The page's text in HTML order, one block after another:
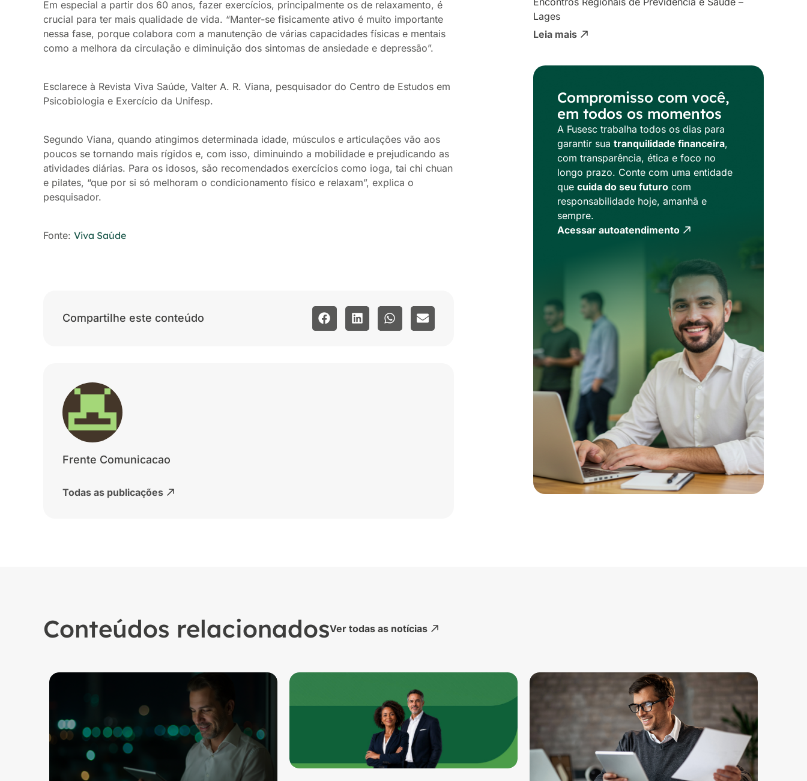
Em especial a partir dos 60 anos, fazer exercícios, principalmente os de relaxamento, é
crucial para ter mais qualidade de vida. “Manter-se fisicamente ativo é muito importante
nessa fase, porque colabora com a manutenção de várias capacidades físicas e mentais
como a melhora da circulação e diminuição dos sintomas de ansiedade e depressão”.
Esclarece à Revista Viva Saúde, Valter A. R. Viana, pesquisador do Centro de Estudos em
Psicobiologia e Exercício da Unifesp.
Segundo Viana, quando atingimos determinada idade, músculos e articulações vão aos
poucos se tornando mais rígidos e, com isso, diminuindo a mobilidade e prejudicando as
atividades diárias. Para os idosos, são recomendados exercícios como ioga, tai chi chuan
e pilates, “que por si só melhoram o condicionamento físico e relaxam”, explica o
pesquisador.
Fonte: Viva Saúde
Compartilhe este conteúdo
Frente Comunicacao
Todas as publicações
Lages
Leia mais
Compromisso com você,
em todos os momentos
A Fusesc trabalha todos os dias para
garantir sua tranquilidade financeira,
com transparência, ética e foco no
longo prazo. Conte com uma entidade
que cuida do seu futuro com
responsabilidade hoje, amanhã e
sempre.
Acessar autoatendimento
Conteúdos relacionadosVer todas as notícias